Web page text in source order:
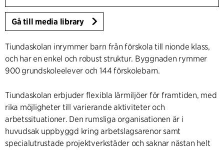
Gå till media library
Tiundaskolan inrymmer barn från förskola till nionde klass,
och har en enkel och robust struktur. Byggnaden rymmer
900 grundskoleelever och 144 förskolebarn.
Tiundaskolan erbjuder flexibla lärmiljöer för framtiden, med
rika möjligheter till varierande aktiviteter och
arbetssituationer. Den rumsliga organisationen är i
huvudsak uppbyggd kring arbetslagsarenor samt
specialutrustade projektverkstäder och saknar nästan helt